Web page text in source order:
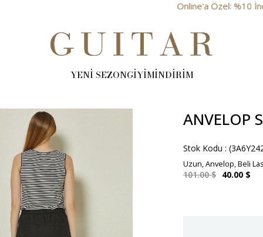
Online'a Özel: %10 İndirim
YENİ SEZONGİYİMİNDİRİM
ANVELOP
Stok Kodu
Uzun, Anvelop, Beli
101.00 $ 40.00 $